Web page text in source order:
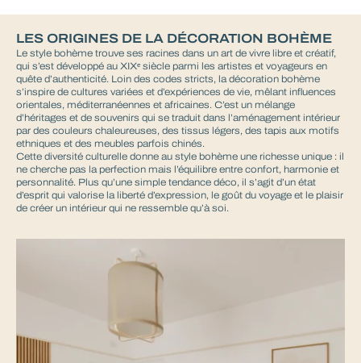
LES ORIGINES DE LA DÉCORATION BOHÈME
Le style bohème trouve ses racines dans un art de vivre libre et créatif,
qui s’est développé au XIXᵉ siècle parmi les artistes et voyageurs en
quête d’authenticité. Loin des codes stricts, la décoration bohème
s’inspire de cultures variées et d’expériences de vie, mêlant influences
orientales, méditerranéennes et africaines. C’est un mélange
d’héritages et de souvenirs qui se traduit dans l’aménagement intérieur
par des couleurs chaleureuses, des tissus légers, des tapis aux motifs
ethniques et des meubles parfois chinés.
Cette diversité culturelle donne au style bohème une richesse unique : il
ne cherche pas la perfection mais l’équilibre entre confort, harmonie et
personnalité. Plus qu’une simple tendance déco, il s’agit d’un état
d’esprit qui valorise la liberté d’expression, le goût du voyage et le plaisir
de créer un intérieur qui ne ressemble qu’à soi.